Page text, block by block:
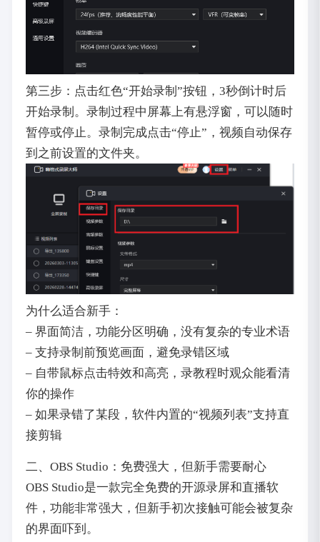
第三步：点击红色“开始录制”按钮，3秒倒计时后
开始录制。录制过程中屏幕上有悬浮窗，可以随时
暂停或停止。录制完成点击“停止”，视频自动保存
到之前设置的文件夹。
为什么适合新手：
– 界面简洁，功能分区明确，没有复杂的专业术语
– 支持录制前预览画面，避免录错区域
– 自带鼠标点击特效和高亮，录教程时观众能看清
你的操作
– 如果录错了某段，软件内置的“视频列表”支持直
接剪辑
二、OBS Studio：免费强大，但新手需要耐心
OBS Studio是一款完全免费的开源录屏和直播软
件，功能非常强大，但新手初次接触可能会被复杂
的界面吓到。